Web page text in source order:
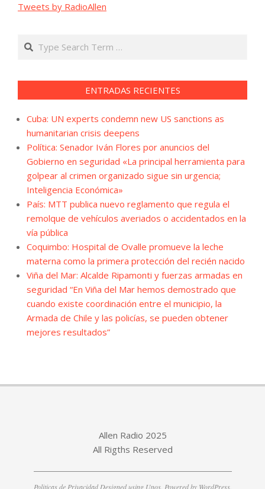
Tweets by RadioAllen
Search
ENTRADAS RECIENTES
Cuba: UN experts condemn new US sanctions as
humanitarian crisis deepens
Política: Senador Iván Flores por anuncios del
Gobierno en seguridad «La principal herramienta para
golpear al crimen organizado sigue sin urgencia;
Inteligencia Económica»
País: MTT publica nuevo reglamento que regula el
remolque de vehículos averiados o accidentados en la
vía pública
Coquimbo: Hospital de Ovalle promueve la leche
materna como la primera protección del recién nacido
Viña del Mar: Alcalde Ripamonti y fuerzas armadas en
seguridad “En Viña del Mar hemos demostrado que
cuando existe coordinación entre el municipio, la
Armada de Chile y las policías, se pueden obtener
mejores resultados”
Allen Radio 2025
All Rigths Reserved
Politicas de PrivacidadDesigned using Unos. Powered by WordPress.